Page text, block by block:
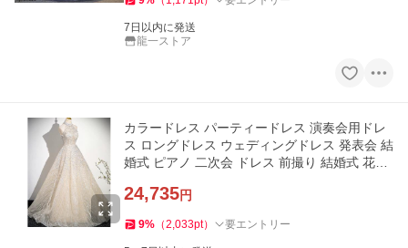
7日以内に発送
龍一ストア
カラードレス パーティードレス 演奏会用ドレ
ス ロングドレス ウェディングドレス 発表会 結
婚式 ピアノ 二次会 ドレス 前撮り 結婚式 花嫁
24,735円
9% （2,033pt） 要エントリー